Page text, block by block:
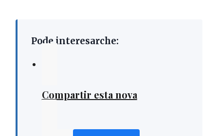
Pode interesarche:
Compartir esta nova